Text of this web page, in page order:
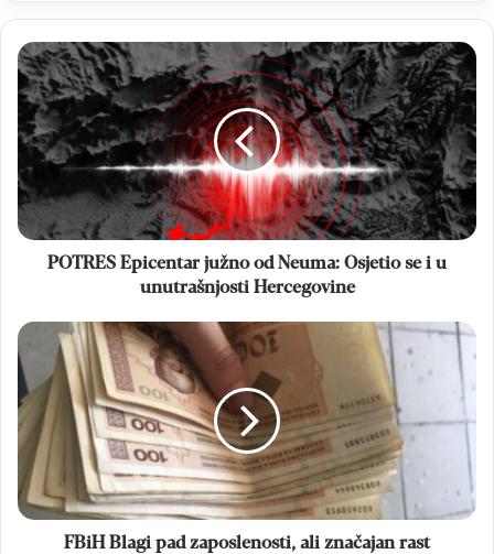
POTRES
Epicentar
južno
od
Neuma:
Osjetio
se
i
u
unutrašnjosti
POTRES Epicentar južno od Neuma: Osjetio se i u
unutrašnjosti Hercegovine
FBiH
Blagi
pad
zaposlenosti,
ali
značajan
rast
prosječne
plaće
FBiH Blagi pad zaposlenosti, ali značajan rast